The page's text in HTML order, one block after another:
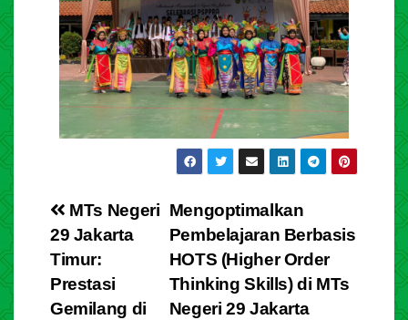
Mengoptimalkan
Pembelajaran Berbasis
HOTS (Higher Order
Thinking Skills) di MTs
Negeri 29 Jakarta
MTs Negeri
29 Jakarta
Timur:
Prestasi
Gemilang di